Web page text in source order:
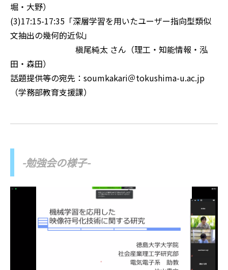
堀・大野）
(3)17:15-17:35「深層学習を用いたユーザー指向型類似
文抽出の幾何的近似」
槇尾純太 さん（理工・知能情報・泓
田・森田）
話題提供等の宛先：soumkakari＠tokushima-u.ac.jp
（学務部教育支援課）
-勉強会の様子-